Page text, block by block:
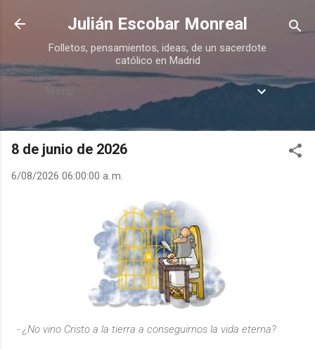
Ir al contenido principal
Julián Escobar Monreal
Folletos, pensamientos, ideas, de un sacerdote
católico en Madrid
Menú
8 de junio de 2026
6/08/2026 06:00:00 a. m.
- ¿No vino Cristo a la tierra a conseguirnos la vida eterna?